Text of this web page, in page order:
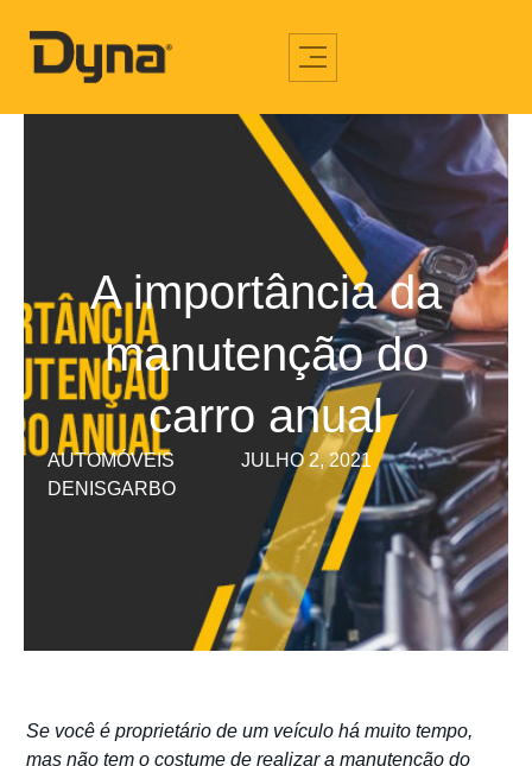
A importância da
manutenção do
carro anual
AUTOMÓVEIS
JULHO 2, 2021
DENISGARBO
Se você é proprietário de um veículo há muito tempo,
mas não tem o costume de realizar a manutenção do